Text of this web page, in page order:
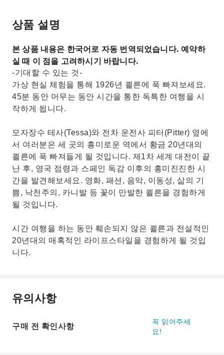
상품 설명
본 상품 내용은 한국어로 자동 번역되었습니다. 예약하
실 때 이 점을 고려하시기 바랍니다.
-기대할 수 있는 것-
가상 현실 체험을 통해 1926년 쾰른에 푹 빠져보세요.
45분 동안 머무는 동안 시간을 ​​통한 독특한 여행을 시
작하게 됩니다.
모자장수 테사(Tessa)와 전차 운전사 피터(Pitter) 옆에
서 여러분은 세 곳의 흥미로운 역에서 황금 20년대의
쾰른에 푹 빠져들게 될 것입니다. 제1차 세계 대전이 끝
난 후, 영국 점령과 스페인 독감 이후의 흥미진진한 시
간을 발견해보세요. 영화, 패션, 음악, 이동성, 삶의 기
쁨, 낙천주의, 카니발 등 꽃이 만발한 쾰른을 경험하게
될 것입니다.
시간 여행을 하는 동안 훼손되지 않은 쾰른과 전설적인
20년대의 매혹적인 라이프스타일을 경험하게 될 것입
니다.
유의사항
구매 전 확인사항
꼭 읽어주세
요!